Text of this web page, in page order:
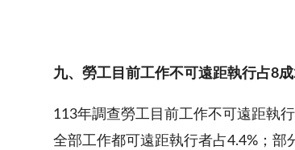
九、 勞工目前工作不可遠距執行占8成
113年調查勞工目前工作不可遠距執
全部工作都可遠距執行者占4.4%；